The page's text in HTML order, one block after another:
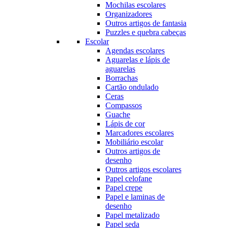
Mochilas escolares
Organizadores
Outros artigos de fantasia
Puzzles e quebra cabeças
Escolar
Agendas escolares
Aguarelas e lápis de
aguarelas
Borrachas
Cartão ondulado
Ceras
Compassos
Guache
Lápis de cor
Marcadores escolares
Mobiliário escolar
Outros artigos de
desenho
Outros artigos escolares
Papel celofane
Papel crepe
Papel e laminas de
desenho
Papel metalizado
Papel seda